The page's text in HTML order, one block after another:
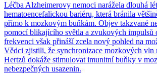
Léčba Alzheimerovy nemoci narážela dlouhá
hematoencefalickou bariéru, která bránila
přímo k mozkovým buňkám. Objev takzvané
pomocí blikajícího světla a zvukových impulsů
frekvenci však přináší zcela nový pohled na
Vědci zjistili, že synchronizace mozkových vln
Hertzů dokáže stimulovat imunitní buňky v
nebezpečných usazenin.